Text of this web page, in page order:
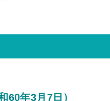
60年3月7日）